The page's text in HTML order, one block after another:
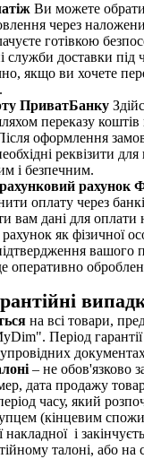
Ви можете
через
готівкою
служби доставки під
якщо ви хочете
ПриватБанку
переказу
оформлення
реквізити
і безпечним.
рахунок
оплату через
вам дані для
як фізичної
вашого
оперативно
на всі товари,
Період
– не обов'язково
дата продажу
часу, який
(кінцевим
і
талоні, або на